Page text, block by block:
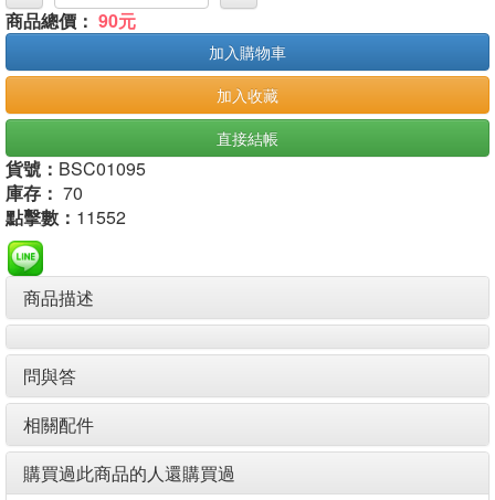
商品總價： 90元
加入購物車
加入收藏
直接結帳
貨號： BSC01095
庫存： 70
點擊數： 11552
商品描述
問與答
相關配件
購買過此商品的人還購買過